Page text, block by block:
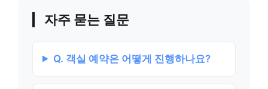
자주 묻는 질문
Q. 객실 예약은 어떻게 진행하나요?